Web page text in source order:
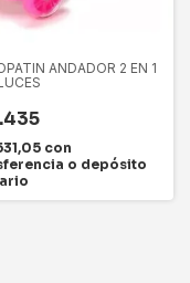
ANDADOR 2 EN 1
con
o depósito